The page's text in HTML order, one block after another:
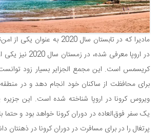
زمین و محیط زیست
خودرو
سرگرمی
دانستنی‌ها
بازی
طنز
فال
مسابقه
مادیرا که در تابستان سال 2020 به
در اروپا معرفی
کریسمس است. این مجمع الجزایر بسیار زود
برای محافظت از ساکنان خود انجام دهد و در منطقه
ویروس کرونا در اروپا شناخته شده است. این
یک سفر فوق‌العاده در دوران کرونا خواهد بود و حتما
پرتغال را در برای مسافرت در دوران کرونا در ذهنتان